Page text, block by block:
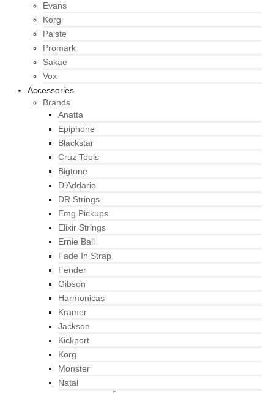
Evans
Korg
Paiste
Promark
Sakae
Vox
Accessories
Brands
Anatta
Epiphone
Blackstar
Cruz Tools
Bigtone
D’Addario
DR Strings
Emg Pickups
Elixir Strings
Ernie Ball
Fade In Strap
Fender
Gibson
Harmonicas
Kramer
Jackson
Kickport
Korg
Monster
Natal